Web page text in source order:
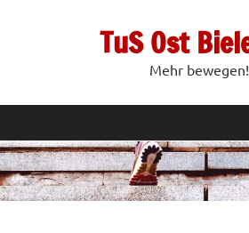
TuS Ost
Mehr bewegen!